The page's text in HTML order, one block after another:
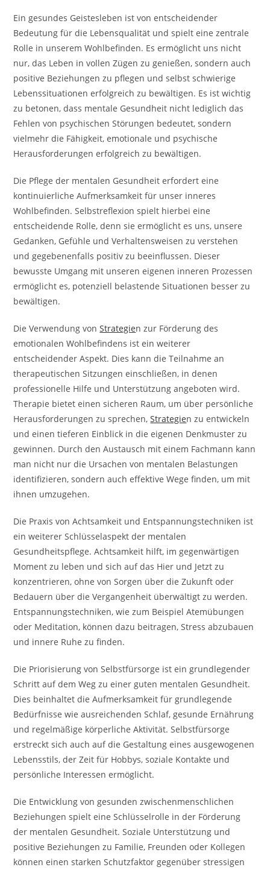
Ein gesundes Geistesleben ist von entscheidender
Bedeutung für die Lebensqualität und spielt eine zentrale
Rolle in unserem Wohlbefinden. Es ermöglicht uns nicht
nur, das Leben in vollen Zügen zu genießen, sondern auch
positive Beziehungen zu pflegen und selbst schwierige
Lebenssituationen erfolgreich zu bewältigen. Es ist wichtig
zu betonen, dass mentale Gesundheit nicht lediglich das
Fehlen von psychischen Störungen bedeutet, sondern
vielmehr die Fähigkeit, emotionale und psychische
Herausforderungen erfolgreich zu bewältigen.
Die Pflege der mentalen Gesundheit erfordert eine
kontinuierliche Aufmerksamkeit für unser inneres
Wohlbefinden. Selbstreflexion spielt hierbei eine
entscheidende Rolle, denn sie ermöglicht es uns, unsere
Gedanken, Gefühle und Verhaltensweisen zu verstehen
und gegebenenfalls positiv zu beeinflussen. Dieser
bewusste Umgang mit unseren eigenen inneren Prozessen
ermöglicht es, potenziell belastende Situationen besser zu
bewältigen.
Die Verwendung vonStrategien zur Förderung des
emotionalen Wohlbefindens ist ein weiterer
entscheidender Aspekt. Dies kann die Teilnahme an
therapeutischen Sitzungen einschließen, in denen
professionelle Hilfe und Unterstützung angeboten wird.
Therapie bietet einen sicheren Raum, um über persönliche
Herausforderungen zu sprechen,Strategien zu entwickeln
und einen tieferen Einblick in die eigenen Denkmuster zu
gewinnen. Durch den Austausch mit einem Fachmann kann
man nicht nur die Ursachen von mentalen Belastungen
identifizieren, sondern auch effektive Wege finden, um mit
ihnen umzugehen.
Die Praxis von Achtsamkeit und Entspannungstechniken ist
ein weiterer Schlüsselaspekt der mentalen
Gesundheitspflege. Achtsamkeit hilft, im gegenwärtigen
Moment zu leben und sich auf das Hier und Jetzt zu
konzentrieren, ohne von Sorgen über die Zukunft oder
Bedauern über die Vergangenheit überwältigt zu werden.
Entspannungstechniken, wie zum Beispiel Atemübungen
oder Meditation, können dazu beitragen, Stress abzubauen
und innere Ruhe zu finden.
Die Priorisierung von Selbstfürsorge ist ein grundlegender
Schritt auf dem Weg zu einer guten mentalen Gesundheit.
Dies beinhaltet die Aufmerksamkeit für grundlegende
Bedürfnisse wie ausreichenden Schlaf, gesunde Ernährung
und regelmäßige körperliche Aktivität. Selbstfürsorge
erstreckt sich auch auf die Gestaltung eines ausgewogenen
Lebensstils, der Zeit für Hobbys, soziale Kontakte und
persönliche Interessen ermöglicht.
Die Entwicklung von gesunden zwischenmenschlichen
Beziehungen spielt eine Schlüsselrolle in der Förderung
der mentalen Gesundheit. Soziale Unterstützung und
positive Beziehungen zu Familie, Freunden oder Kollegen
können einen starken Schutzfaktor gegenüber stressigen